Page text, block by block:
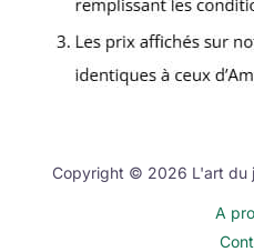
Copyright © 2026 L'art du
A